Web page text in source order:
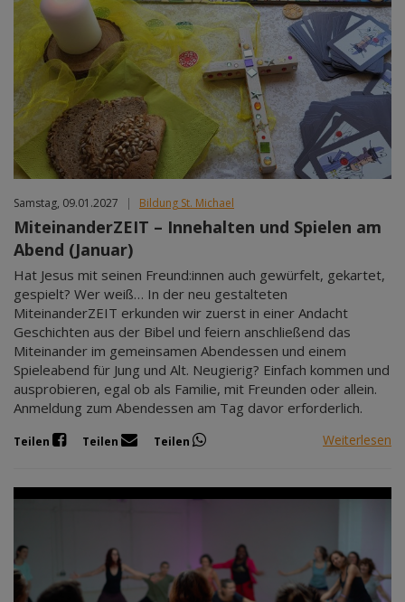
Samstag, 09.01.2027 | Bildung St. Michael
MiteinanderZEIT – Innehalten und Spielen am
Abend (Januar)
Hat Jesus mit seinen Freund:innen auch gewürfelt, gekartet,
gespielt? Wer weiß… In der neu gestalteten
MiteinanderZEIT erkunden wir zuerst in einer Andacht
Geschichten aus der Bibel und feiern anschließend das
Miteinander im gemeinsamen Abendessen und einem
Spieleabend für Jung und Alt. Neugierig? Einfach kommen und
ausprobieren, egal ob als Familie, mit Freunden oder allein.
Anmeldung zum Abendessen am Tag davor erforderlich.
Teilen Teilen Teilen Weiterlesen